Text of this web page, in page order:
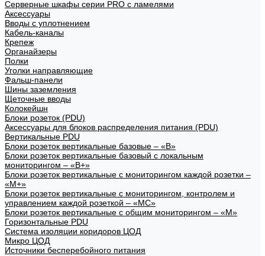
Серверные шкафы серии PRO с ламелями
Аксессуары
Вводы с уплотнением
Кабель-каналы
Крепеж
Органайзеры
Полки
Уголки направляющие
Фальш-панели
Шины заземления
Щеточные вводы
Колокейшн
Блоки розеток (PDU)
Аксессуары для блоков распределения питания (PDU)
Вертикальные PDU
Блоки розеток вертикальные базовые – «В»
Блоки розеток вертикальные базовый с локальным
мониторингом – «В+»
Блоки розеток вертикальные с мониторингом каждой розетки –
«М+»
Блоки розеток вертикальные с мониторингом, контролем и
управлением каждой розеткой – «МС»
Блоки розеток вертикальные с общим мониторингом – «М»
Горизонтальные PDU
Система изоляции коридоров ЦОД
Микро ЦОД
Источники бесперебойного питания